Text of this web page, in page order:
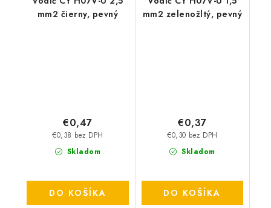
mm2 čierny, pevný
Skladom
€0,38 bez DPH
€0,47
DO KOŠÍKA
mm2 zelenožltý, pevný
Skladom
€0,30 bez DPH
€0,37
DO KOŠÍKA